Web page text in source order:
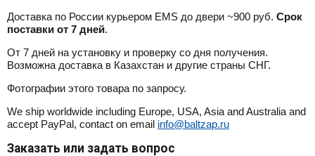
Доставка по России курьером EMS до двери ~900 руб. Срок
поставки от 7 дней.
От 7 дней на установку и проверку со дня получения.
Возможна доставка в Казахстан и другие страны СНГ.
Фотографии этого товара по запросу.
We ship worldwide including Europe, USA, Asia and Australia and
accept PayPal, contact on email info@baltzap.ru
Заказать или задать вопрос